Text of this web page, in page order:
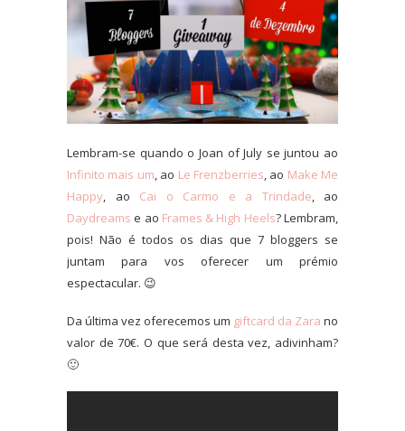
Lembram-se quando o Joan of July se juntou ao
Infinito mais um, ao Le Frenzberries, ao Make Me
Happy, ao Cai o Carmo e a Trindade, ao
Daydreams e ao Frames & High Heels? Lembram,
pois! Não é todos os dias que 7 bloggers se
juntam para vos oferecer um prémio
espectacular. 😉
Da última vez oferecemos um giftcard da Zara no
valor de 70€. O que será desta vez, adivinham?
🙂